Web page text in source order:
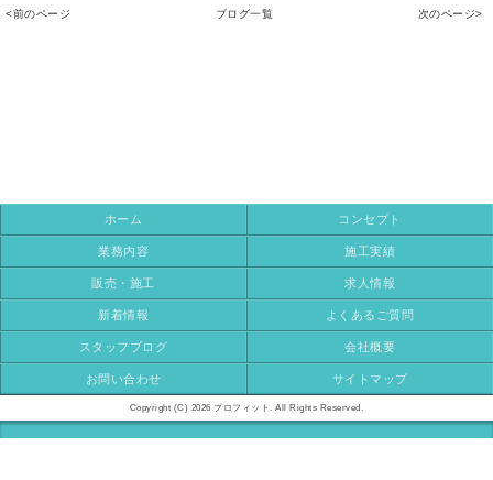
<前のページ ブログ一覧 次のページ>
ホーム コンセプト
業務内容 施工実績
販売・施工 求人情報
新着情報 よくあるご質問
スタッフブログ 会社概要
お問い合わせ サイトマップ
Copyright (C) 2026 プロフィット. All Rights Reserved.